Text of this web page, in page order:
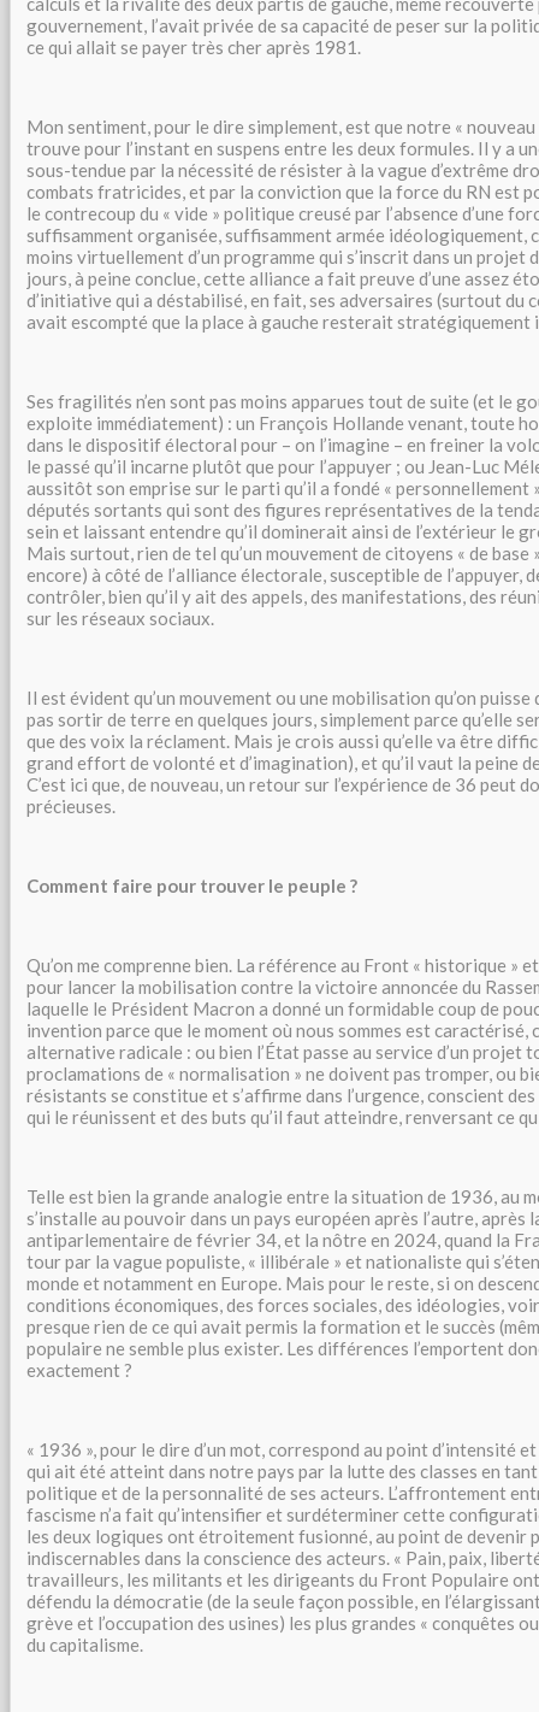
gouvernement, l’avait privée de sa capacité de peser sur la
ce qui allait se payer très cher après 1981.
Mon sentiment, pour le dire simplement, est que notre «
trouve pour l’instant en suspens entre les deux formules. Il y a
sous-tendue par la nécessité de résister à la vague d’extrême
combats fratricides, et par la conviction que la force du RN est
le contrecoup du « vide » politique creusé par l’absence d’une
suffisamment organisée, suffisamment armée idéologiquement,
moins virtuellement d’un programme qui s’inscrit dans un projet
jours, à peine conclue, cette alliance a fait preuve d’une assez
d’initiative qui a déstabilisé, en fait, ses adversaires (surtout du
avait escompté que la place à gauche resterait stratégiquement
Ses fragilités n’en sont pas moins apparues tout de suite (et le
exploite immédiatement) : un François Hollande venant, toute
dans le dispositif électoral pour – on l’imagine – en freiner la
le passé qu’il incarne plutôt que pour l’appuyer ; ou Jean-Luc
aussitôt son emprise sur le parti qu’il a fondé « personnellement
députés sortants qui sont des figures représentatives de la
sein et laissant entendre qu’il dominerait ainsi de l’extérieur le
Mais surtout, rien de tel qu’un mouvement de citoyens « de base
encore) à côté de l’alliance électorale, susceptible de l’appuyer,
contrôler, bien qu’il y ait des appels, des manifestations, des
sur les réseaux sociaux.
Il est évident qu’un mouvement ou une mobilisation qu’on puisse
pas sortir de terre en quelques jours, simplement parce qu’elle
que des voix la réclament. Mais je crois aussi qu’elle va être
grand effort de volonté et d’imagination), et qu’il vaut la peine
C’est ici que, de nouveau, un retour sur l’expérience de 36 peut
précieuses.
Comment faire pour trouver le peuple ?
Qu’on me comprenne bien. La référence au Front « historique »
pour lancer la mobilisation contre la victoire annoncée du
laquelle le Président Macron a donné un formidable coup de
invention parce que le moment où nous sommes est caractérisé,
alternative radicale : ou bien l’État passe au service d’un projet
proclamations de « normalisation » ne doivent pas tromper, ou
résistants se constitue et s’affirme dans l’urgence, conscient
qui le réunissent et des buts qu’il faut atteindre, renversant ce
Telle est bien la grande analogie entre la situation de 1936, au
s’installe au pouvoir dans un pays européen après l’autre,
antiparlementaire de février 34, et la nôtre en 2024, quand la
tour par la vague populiste, « illibérale » et nationaliste qui
monde et notamment en Europe. Mais pour le reste, si on
conditions économiques, des forces sociales, des idéologies,
presque rien de ce qui avait permis la formation et le succès
populaire ne semble plus exister. Les différences l’emportent
exactement ?
« 1936 », pour le dire d’un mot, correspond au point d’intensité
qui ait été atteint dans notre pays par la lutte des classes en
politique et de la personnalité de ses acteurs. L’affrontement
fascisme n’a fait qu’intensifier et surdéterminer cette
les deux logiques ont étroitement fusionné, au point de devenir
indiscernables dans la conscience des acteurs. « Pain, paix,
travailleurs, les militants et les dirigeants du Front Populaire ont
défendu la démocratie (de la seule façon possible, en
grève et l’occupation des usines) les plus grandes « conquêtes
du capitalisme.